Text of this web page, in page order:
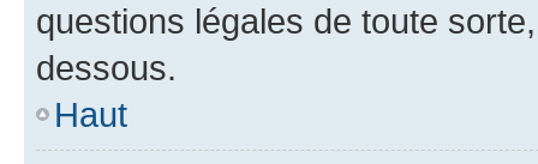
questions légales de toute
dessous.
Haut